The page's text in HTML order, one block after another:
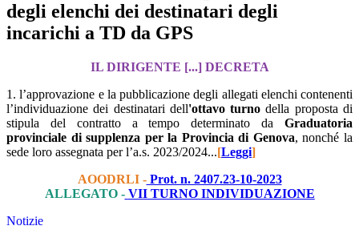
degli elenchi dei destinatari degli
incarichi a TD da GPS
IL DIRIGENTE [...] DECRETA
1. l’approvazione e la pubblicazione degli allegati elenchi contenenti
l’individuazione dei destinatari dell'ottavoturno della proposta di
stipula del contratto a tempo determinato da
Graduatoria
provinciale di supplenza per la Provincia di Genova, nonché la
sede loro assegnata per l’a.s. 2023/2024...[Leggi]
AOODRLI -Prot. n. 2407.23-10-2023
ALLEGATO - VII TURNO INDIVIDUAZIONE
Notizie